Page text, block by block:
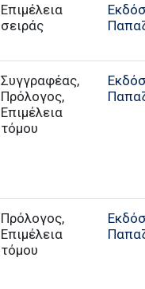
Επιμέλεια
σειράς
Συγγραφέας,
Πρόλογος,
Επιμέλεια
τόμου
Πρόλογος,
Επιμέλεια
τόμου